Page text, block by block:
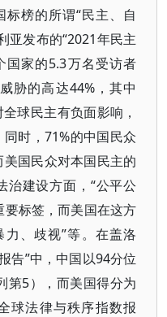
榜的所谓“民主、自
亚发布的“2021年民主
国家的5.3万名受访者
胁的高达44%，其中
球民主有负面影响，
时，71%的中国民众
国民众对本国民主的
治建设方面，“公平公
要标签，而美国在这方
、歧视”等。在盖洛
告”中，中国以94分位
第5），而美国得分为
球法律与秩序指数报